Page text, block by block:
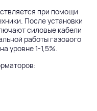
при помощи
После установки
силовые кабели
работы газового
уровне 1-1,5%.